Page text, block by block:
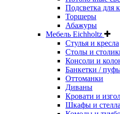
Подсветка для
Торшеры
Абажуры
Мебель Eichholtz
Стулья и кресла
Столы и
Консоли и
Банкетки /
Оттоманки
Диваны
Кровати и
Шкафы и